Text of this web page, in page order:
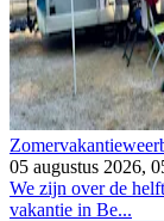
05 augustus 2026,
We zijn over de
vakantie in Be...